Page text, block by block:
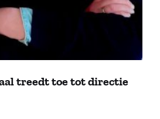
treedt toe tot directie